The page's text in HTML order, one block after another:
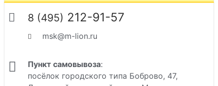
8 (495) 212-91-57
msk@m-lion.ru
Пункт самовывоза:
посёлок городского типа Боброво, 47,